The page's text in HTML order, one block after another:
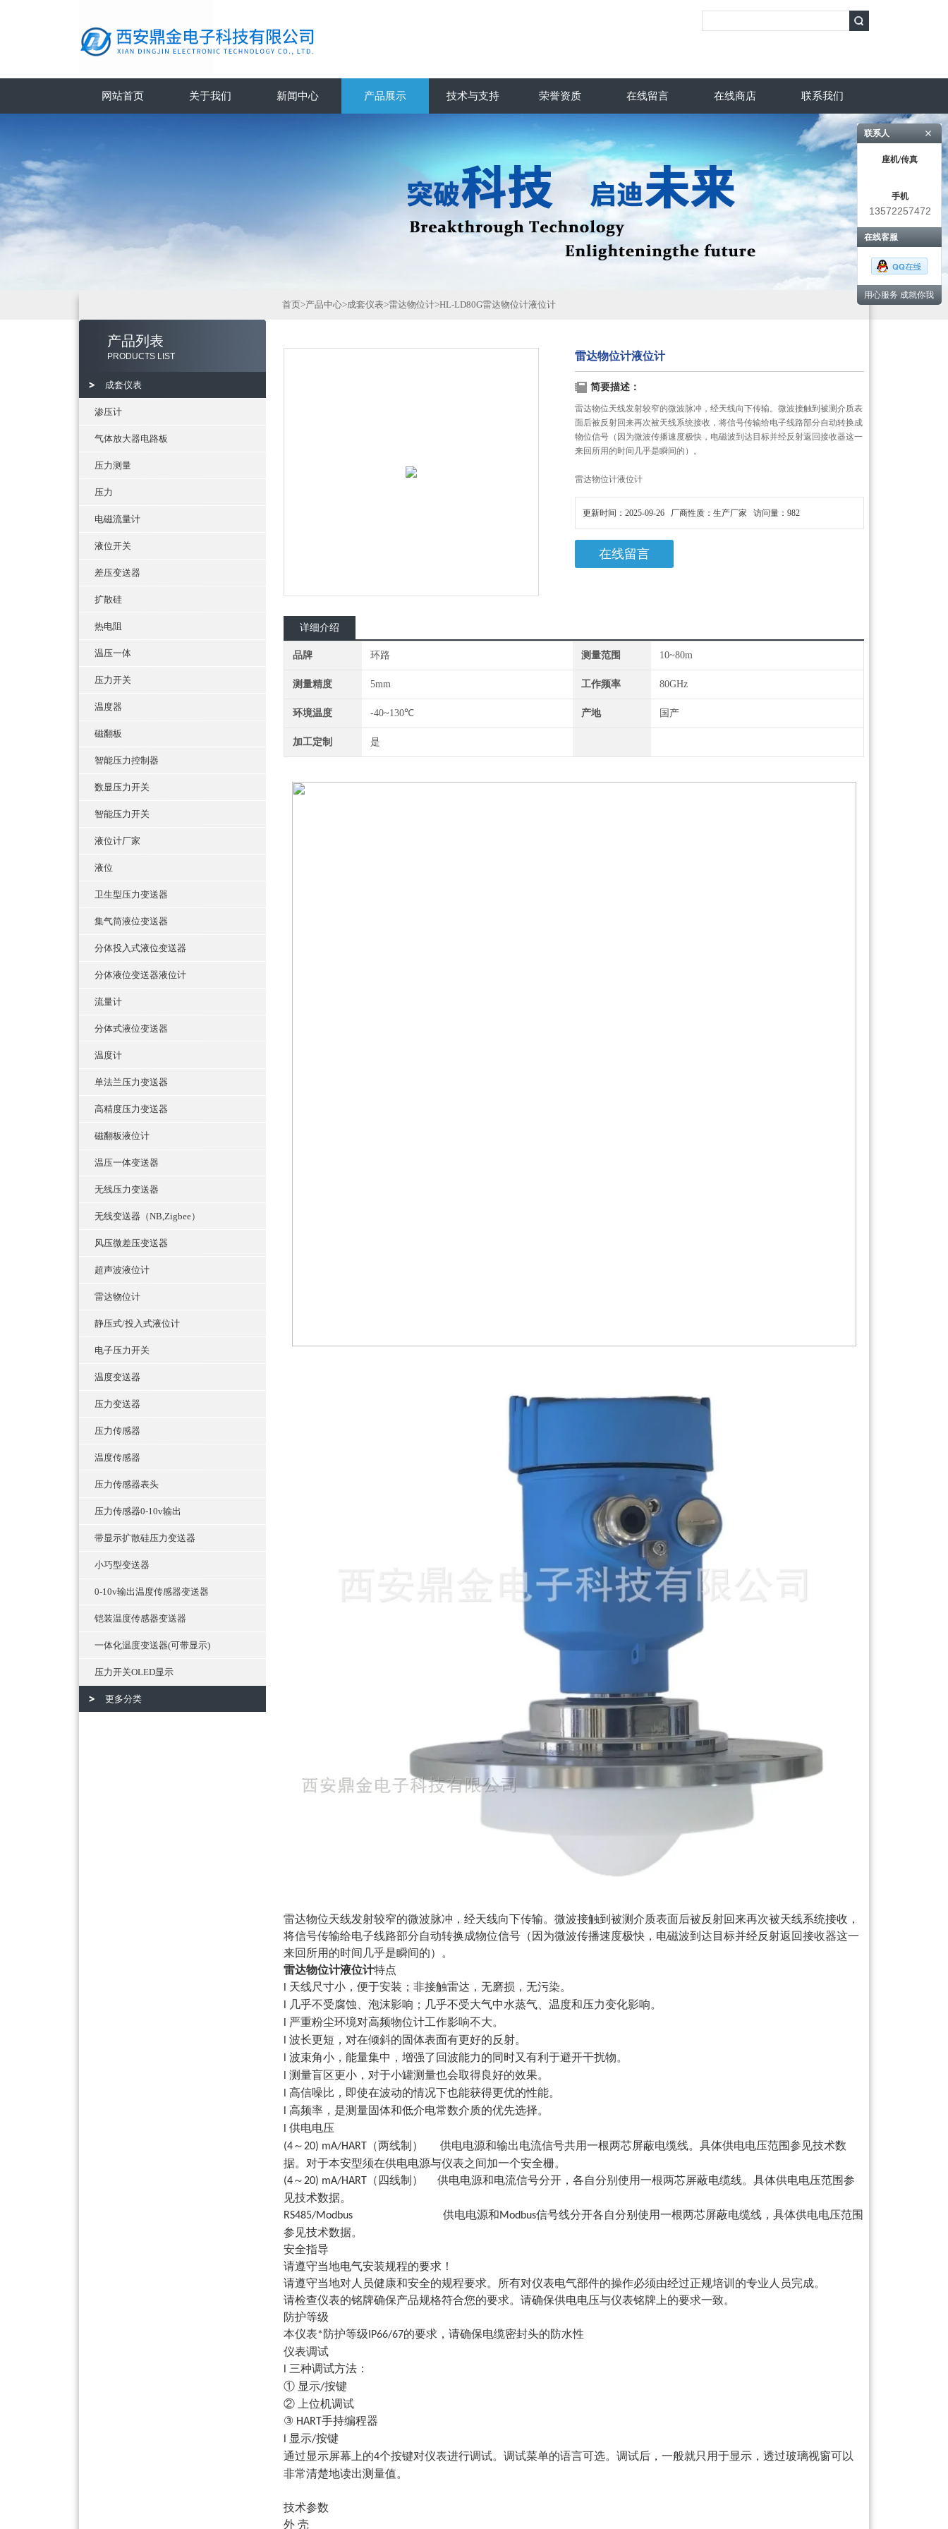
网站首页 关于我们 新闻中心 产品展示 技术与支持 荣誉资质 在线留言 在线商店 联系我们
产品列表
PRODUCTS LIST
成套仪表
渗压计
气体放大器电路板
压力测量
压力
电磁流量计
液位开关
差压变送器
扩散硅
热电阻
温压一体
压力开关
温度器
磁翻板
智能压力控制器
数显压力开关
智能压力开关
液位计厂家
液位
卫生型压力变送器
集气筒液位变送器
分体投入式液位变送器
分体液位变送器液位计
流量计
分体式液位变送器
温度计
单法兰压力变送器
高精度压力变送器
磁翻板液位计
温压一体变送器
无线压力变送器
无线变送器（NB,Zigbee）
风压微差压变送器
超声波液位计
雷达物位计
静压式/投入式液位计
电子压力开关
温度变送器
压力变送器
压力传感器
温度传感器
压力传感器表头
压力传感器0-10v输出
带显示扩散硅压力变送器
小巧型变送器
0-10v输出温度传感器变送器
铠装温度传感器变送器
一体化温度变送器(可带显示)
压力开关OLED显示
更多分类
首页>产品中心>成套仪表>雷达物位计>HL-LD80G雷达物位计液位计
雷达物位计液位计
简要描述：
雷达物位天线发射较窄的微波脉冲，经天线向下传输。微波接触到被测介质表
面后被反射回来再次被天线系统接收，将信号传输给电子线路部分自动转换成
物位信号（因为微波传播速度极快，电磁波到达目标并经反射返回接收器这一
来回所用的时间几乎是瞬间的）。
雷达物位计液位计
更新时间：2025-09-26 厂商性质：生产厂家 访问量：982
在线留言
详细介绍
品牌 环路 测量范围 10~80m
测量精度 5mm 工作频率 80GHz
环境温度 -40~130℃ 产地 国产
加工定制 是
雷达物位天线发射较窄的微波脉冲，经天线向下传输。微波接触到被测介质表面后被反射回来再次被天线系统接收，
将信号传输给电子线路部分自动转换成物位信号（因为微波传播速度极快，电磁波到达目标并经反射返回接收器这一
来回所用的时间几乎是瞬间的）。
雷达物位计液位计特点
天线尺寸小，便于安装；非接触雷达，无磨损，无污染。
几乎不受腐蚀、泡沫影响；几乎不受大气中水蒸气、温度和压力变化影响。
严重粉尘环境对高频物位计工作影响不大。
波长更短，对在倾斜的固体表面有更好的反射。
波束角小，能量集中，增强了回波能力的同时又有利于避开干扰物。
测量盲区更小，对于小罐测量也会取得良好的效果。
高信噪比，即使在波动的情况下也能获得更优的性能。
高频率，是测量固体和低介电常数介质的优先选择。
供电电压
(4～20) mA/HART
（两线制） 供电电源和输出电流信号共用一根两芯屏蔽电缆线。具体供电电压范围参见技术数
据。对于本安型须在供电电源与仪表之间加一个安全栅。
(4～20) mA/HART
（四线制） 供电电源和电流信号分开，各自分别使用一根两芯屏蔽电缆线。具体供电电压范围参
见技术数据。
RS485/Modbus 供电电源和Modbus信号线分开各自分别使用一根两芯屏蔽电缆线，具体供电电压范围
参见技术数据。
安全指导
请遵守当地电气安装规程的要求！
请遵守当地对人员健康和安全的规程要求。所有对仪表电气部件的操作必须由经过正规培训的专业人员完成。
请检查仪表的铭牌确保产品规格符合您的要求。请确保供电电压与仪表铭牌上的要求一致。
防护等级
本仪表* 防护等级 IP66/67的要求，请确保电缆密封头的防水性
仪表调试
三种调试方法：
① 显示/按键
② 上位机调试
③ HART 手持编程器
显示/按键
通过显示屏幕上的4个按键对仪表进行调试。调试菜单的语言可选。调试后，一般就只用于显示，透过玻璃视窗可以
非常清楚地读出测量值。
技术参数
外 壳
联系人
座机/传真
手机
13572257472
在线客服
用心服务 成就你我